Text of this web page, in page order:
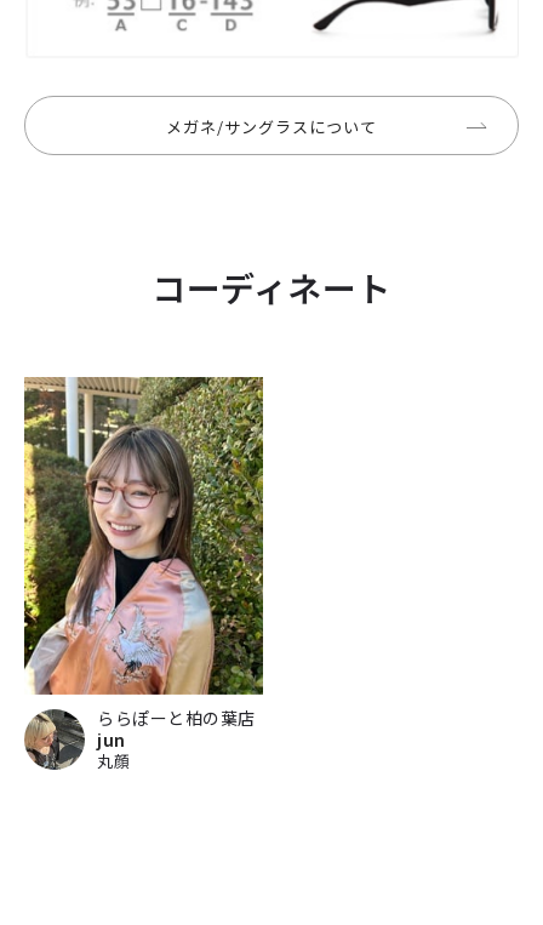
メガネ/サングラスについて
コーディネート
ららぽーと柏の葉店
jun
丸顔